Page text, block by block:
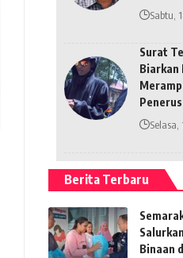
Sabtu,
Surat
Biarkan
Selasa,
Berita Terbaru
Binaan